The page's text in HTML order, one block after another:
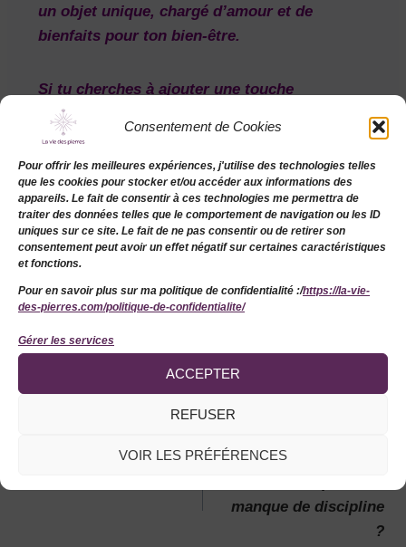
Consentement de Cookies
Pour offrir les meilleures expériences, j'utilise des technologies telles
que les cookies pour stocker et/ou accéder aux informations des
appareils. Le fait de consentir à ces technologies me permettra de
traiter des données telles que le comportement de navigation ou les ID
uniques sur ce site. Le fait de ne pas consentir ou de retirer son
consentement peut avoir un effet négatif sur certaines caractéristiques
et fonctions.
Pour en savoir plus sur ma politique de confidentialité :/https://la-vie-
des-pierres.com/politique-de-confidentialite/
Gérer les services
ACCEPTER
REFUSER
VOIR LES PRÉFÉRENCES
un objet unique, chargé d’amour et de
bienfaits pour ton bien-être.
Si tu cherches à ajouter une touche
d’élégance et d’énergie positive à ta vie, je
t’invite à découvrir mes
Wrapping, une œuvre artisanale qui saura
t’accompagner dans ton cheminement vers la
sérénité.
Clique ici pour découvrir des pendentifs
uniques fait main et ressens leurs bienfaits
dans ta vie !🌙
Zoom et étude sur la
Créer une routine
manque de discipline
?